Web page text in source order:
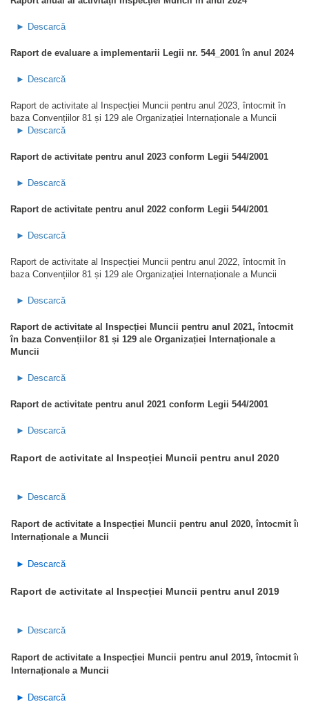
► Descarcă
Raport de evaluare a implementarii Legii nr. 544_2001 în anul 2024
► Descarcă
Raport de activitate al Inspecției Muncii pentru anul 2023, întocmit în
baza Convențiilor 81 și 129 ale Organizației Internaționale a Muncii
► Descarcă
Raport de activitate pentru anul 2023 conform Legii 544/2001
► Descarcă
Raport de activitate pentru anul 2022 conform Legii 544/2001
► Descarcă
Raport de activitate al Inspecției Muncii pentru anul 2022, întocmit în
baza Convențiilor 81 și 129 ale Organizației Internaționale a Muncii
► Descarcă
Raport de activitate al Inspecției Muncii pentru anul 2021, întocmit
în baza Convențiilor 81 și 129 ale Organizației Internaționale a
Muncii
► Descarcă
Raport de activitate pentru anul 2021 conform Legii 544/2001
► Descarcă
Raport de activitate al Inspecției Muncii pentru anul 2020
► Descarcă
Raport de activitate a Inspecției Muncii pentru anul 2020, întocmit în
Internaționale a Muncii
► Descarcă
Raport de activitate al Inspecției Muncii pentru anul 2019
► Descarcă
Raport de activitate a Inspecției Muncii pentru anul 2019, întocmit în
Internaționale a Muncii
► Descarcă